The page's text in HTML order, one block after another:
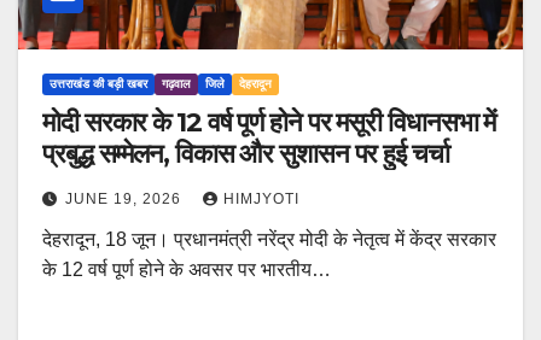
उत्तराखंड की बड़ी खबर गढ़वाल जिले देहरादून
मोदी सरकार के 12 वर्ष पूर्ण होने पर मसूरी विधानसभा में
प्रबुद्ध सम्मेलन, विकास और सुशासन पर हुई चर्चा
JUNE 19, 2026 HIMJYOTI
देहरादून, 18 जून। प्रधानमंत्री नरेंद्र मोदी के नेतृत्व में केंद्र सरकार
के 12 वर्ष पूर्ण होने के अवसर पर भारतीय…